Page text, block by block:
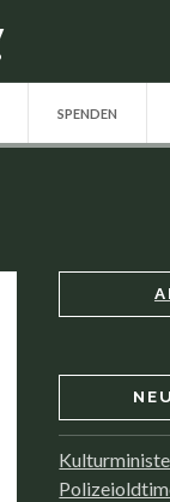
SPENDEN